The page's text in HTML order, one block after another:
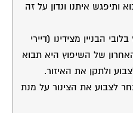
איתנו ונדון על זה
הבניין מצידינו (דיירי
של השיפוץ היא תבוא
ולתקן את האיזור.
לצבוע את הצינור על מנת